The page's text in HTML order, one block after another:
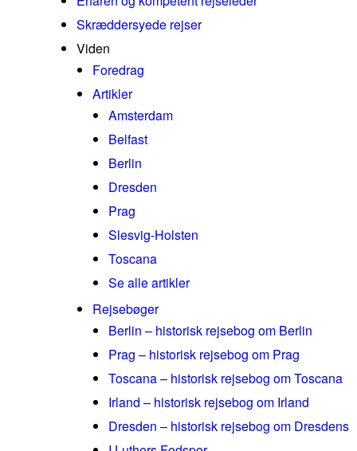
Skræddersyede rejser
Viden
Foredrag
Artikler
Amsterdam
Belfast
Berlin
Dresden
Prag
Slesvig-Holsten
Toscana
Se alle artikler
Rejsebøger
Berlin – historisk rejsebog om Berlin
Prag – historisk rejsebog om Prag
Toscana – historisk rejsebog om Toscana
Irland – historisk rejsebog om Irland
Dresden – historisk rejsebog om Dresdens